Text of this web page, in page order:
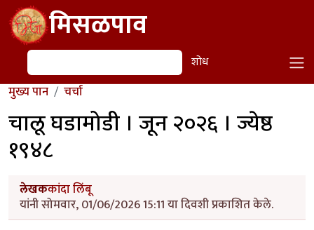
Skip to main contentमिसळपाव
शोध शोध
मुख्य पान चर्चा
चालू घडामोडी । जून २०२६ । ज्येष्ठ
१९४८
लेखककांदा लिंबू
यांनी सोमवार, 01/06/2026 15:11 या दिवशी प्रकाशित केले.